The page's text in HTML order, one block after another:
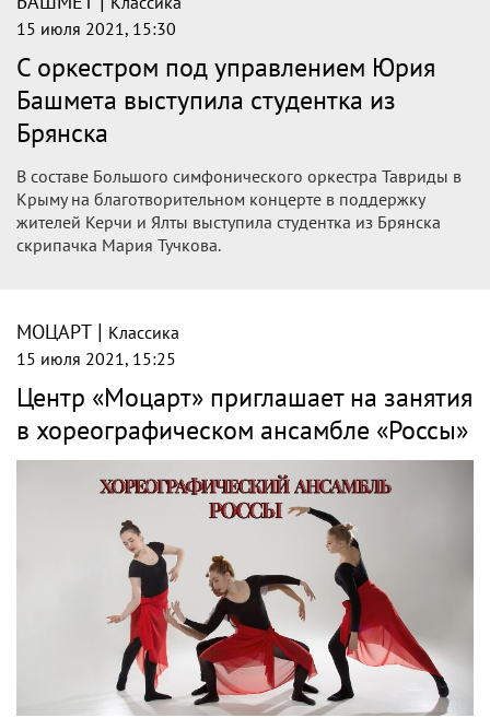
15 июля 2021, 15:30
С оркестром под управлением Юрия
Башмета выступила студентка из
Брянска
В составе Большого симфонического оркестра Тавриды в
Крыму на благотворительном концерте в поддержку
жителей Керчи и Ялты выступила студентка из Брянска
скрипачка Мария Тучкова.
МОЦАРТ | Классика
15 июля 2021, 15:25
Центр «Моцарт» приглашает на занятия
в хореографическом ансамбле «Россы»